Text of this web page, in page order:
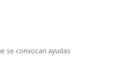
se convocan ayudas